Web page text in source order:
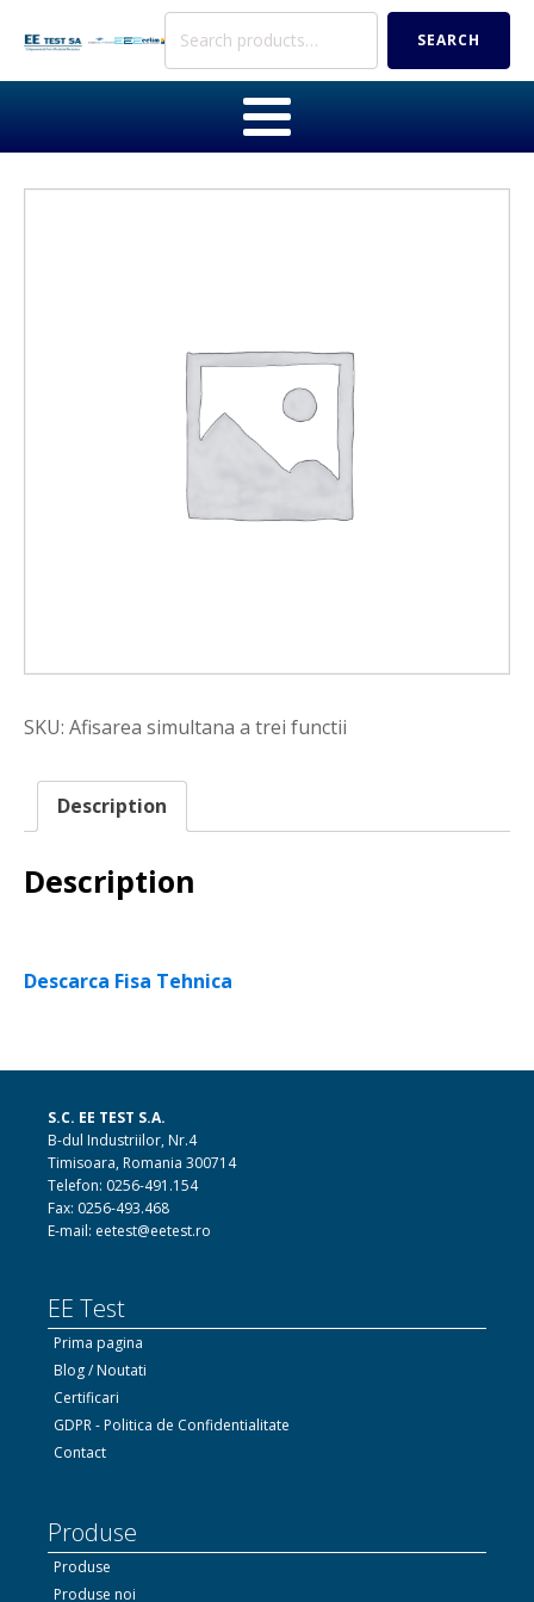
Search
SEARCH
SKU: Afisarea simultana a trei functii
Description
Description
Descarca Fisa Tehnica
S.C. EE TEST S.A.
B-dul Industriilor, Nr.4
Timisoara, Romania 300714
Telefon: 0256-491.154
Fax: 0256-493.468
E-mail: eetest@eetest.ro
EE Test
Prima pagina
Blog / Noutati
Certificari
GDPR - Politica de Confidentialitate
Contact
Produse
Produse
Produse noi